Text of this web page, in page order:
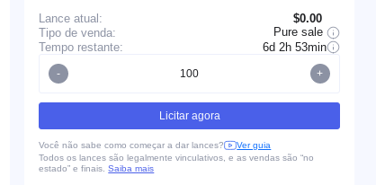
Lance atual:
$0.00
Tipo de venda:
Pure sale
Tempo restante:
6d 2h 53min
- +
Licitar agora
Você não sabe como começar a dar lances?
Ver guia
Todos os lances são legalmente vinculativos, e as vendas são “no
estado” e finais.Saiba mais